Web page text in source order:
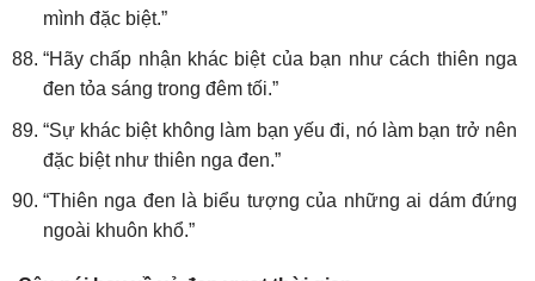
mình đặc biệt.”
“Hãy chấp nhận khác biệt của bạn như cách thiên nga
đen tỏa sáng trong đêm tối.”
“Sự khác biệt không làm bạn yếu đi, nó làm bạn trở nên
đặc biệt như thiên nga đen.”
“Thiên nga đen là biểu tượng của những ai dám đứng
ngoài khuôn khổ.”